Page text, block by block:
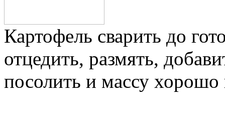
Картофель сварить до
отцедить, размять,
посолить и массу